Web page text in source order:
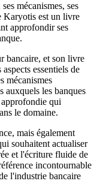
mécanismes, ses
Karyotis est un livre
approfondir ses
bancaire, et son livre
essentiels de
mécanismes
auxquels les banques
qui
le domaine.
mais également
souhaitent actualiser
et l'écriture fluide de
incontournable
l'industrie bancaire